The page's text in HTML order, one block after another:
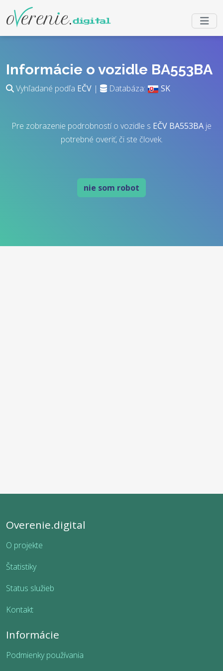
Informácie o vozidle BA553BA
Vyhľadané podľa EČV | Databáza: SK
Pre zobrazenie podrobností o vozidle s EČV BA553BA je
potrebné overiť, či ste človek.
nie som robot
Overenie.digital
O projekte
Štatistiky
Status služieb
Kontakt
Informácie
Podmienky používania